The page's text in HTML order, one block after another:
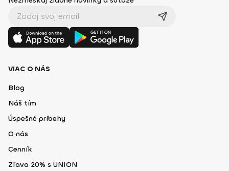
VIAC O NÁS
Blog
Náš tím
Úspešné príbehy
O nás
Cenník
Zľava 20% s UNION